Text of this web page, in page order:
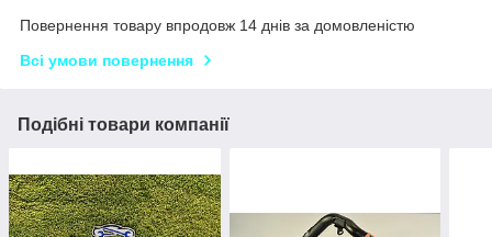
Повернення товару впродовж 14 днів за домовленістю
Всі умови повернення
Подібні товари компанії